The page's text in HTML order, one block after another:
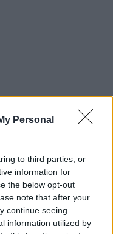
Personal
to third parties, or
information for
the below opt-out
note that after your
continue seeing
information utilized by
από
και
Μεγάλο
Windows και